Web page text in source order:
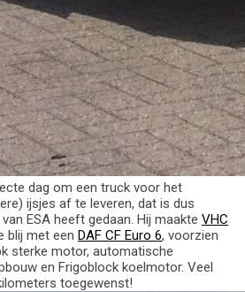
dag om een truck voor het
ijsjes af te leveren, dat is dus
ESA heeft gedaan. Hij maakte VHC
blij met een DAF CF Euro 6, voorzien
sterke motor, automatische
en Frigoblock koelmotor. Veel
toegewenst!